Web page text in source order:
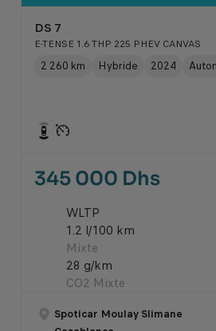
DS 7
E-TENSE 1.6 THP 225 PHEV CANVAS
2 260 km Hybride 2024
345 000 Dhs
WLTP
1.2 l/100 km
Mixte
28 g/km
CO2 Mixte
Spoticar Moulay Slimane